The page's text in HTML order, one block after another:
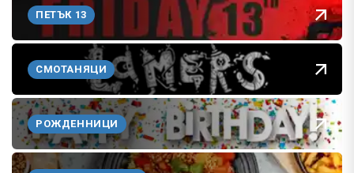
ПЕТЪК 13
СМОТАНЯЦИ
РОЖДЕННИЦИ